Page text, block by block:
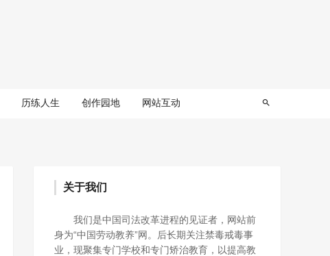
历练人生 创作园地 网站互动
关于我们
我们是中国司法改革进程的见证者，网站前
身为“中国劳动教养”网。后长期关注禁毒戒毒事
业，现聚集专门学校和专门矫治教育，以提高教